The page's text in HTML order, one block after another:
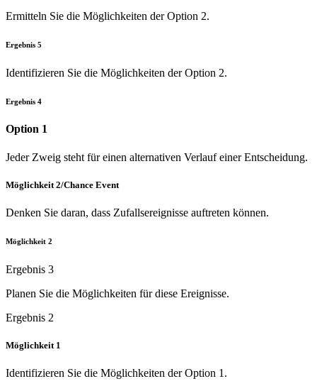
Ermitteln Sie die Möglichkeiten der Option 2.
Ergebnis 5
Identifizieren Sie die Möglichkeiten der Option 2.
Ergebnis 4
Option 1
Jeder Zweig steht für einen alternativen Verlauf einer Entscheidung.
Möglichkeit 2/Chance Event
Denken Sie daran, dass Zufallsereignisse auftreten können.
Möglichkeit 2
Ergebnis 3
Planen Sie die Möglichkeiten für diese Ereignisse.
Ergebnis 2
Möglichkeit 1
Identifizieren Sie die Möglichkeiten der Option 1.